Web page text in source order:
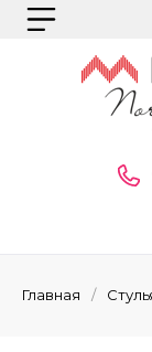
Главная /